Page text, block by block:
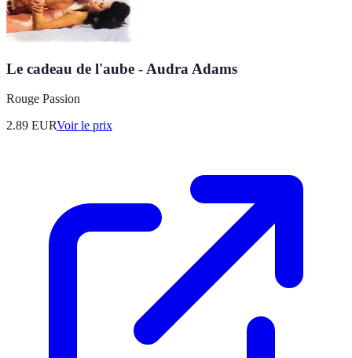
Le cadeau de l'aube - Audra Adams
Rouge Passion
2.89 EURVoir le prix